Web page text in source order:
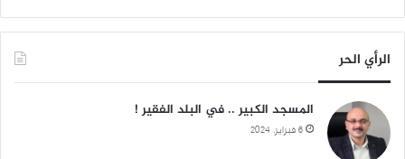
الرأي الحر
المسجد الكبير .. في البلد الفقير !
6 فبراير، 2024